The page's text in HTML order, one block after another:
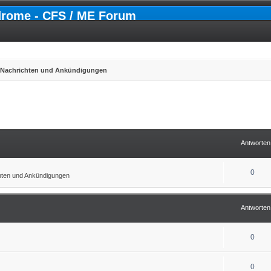
- CFS / ME Forum
und Ankündigungen
Antworten
und Ankündigungen 0
Antworten
0
0